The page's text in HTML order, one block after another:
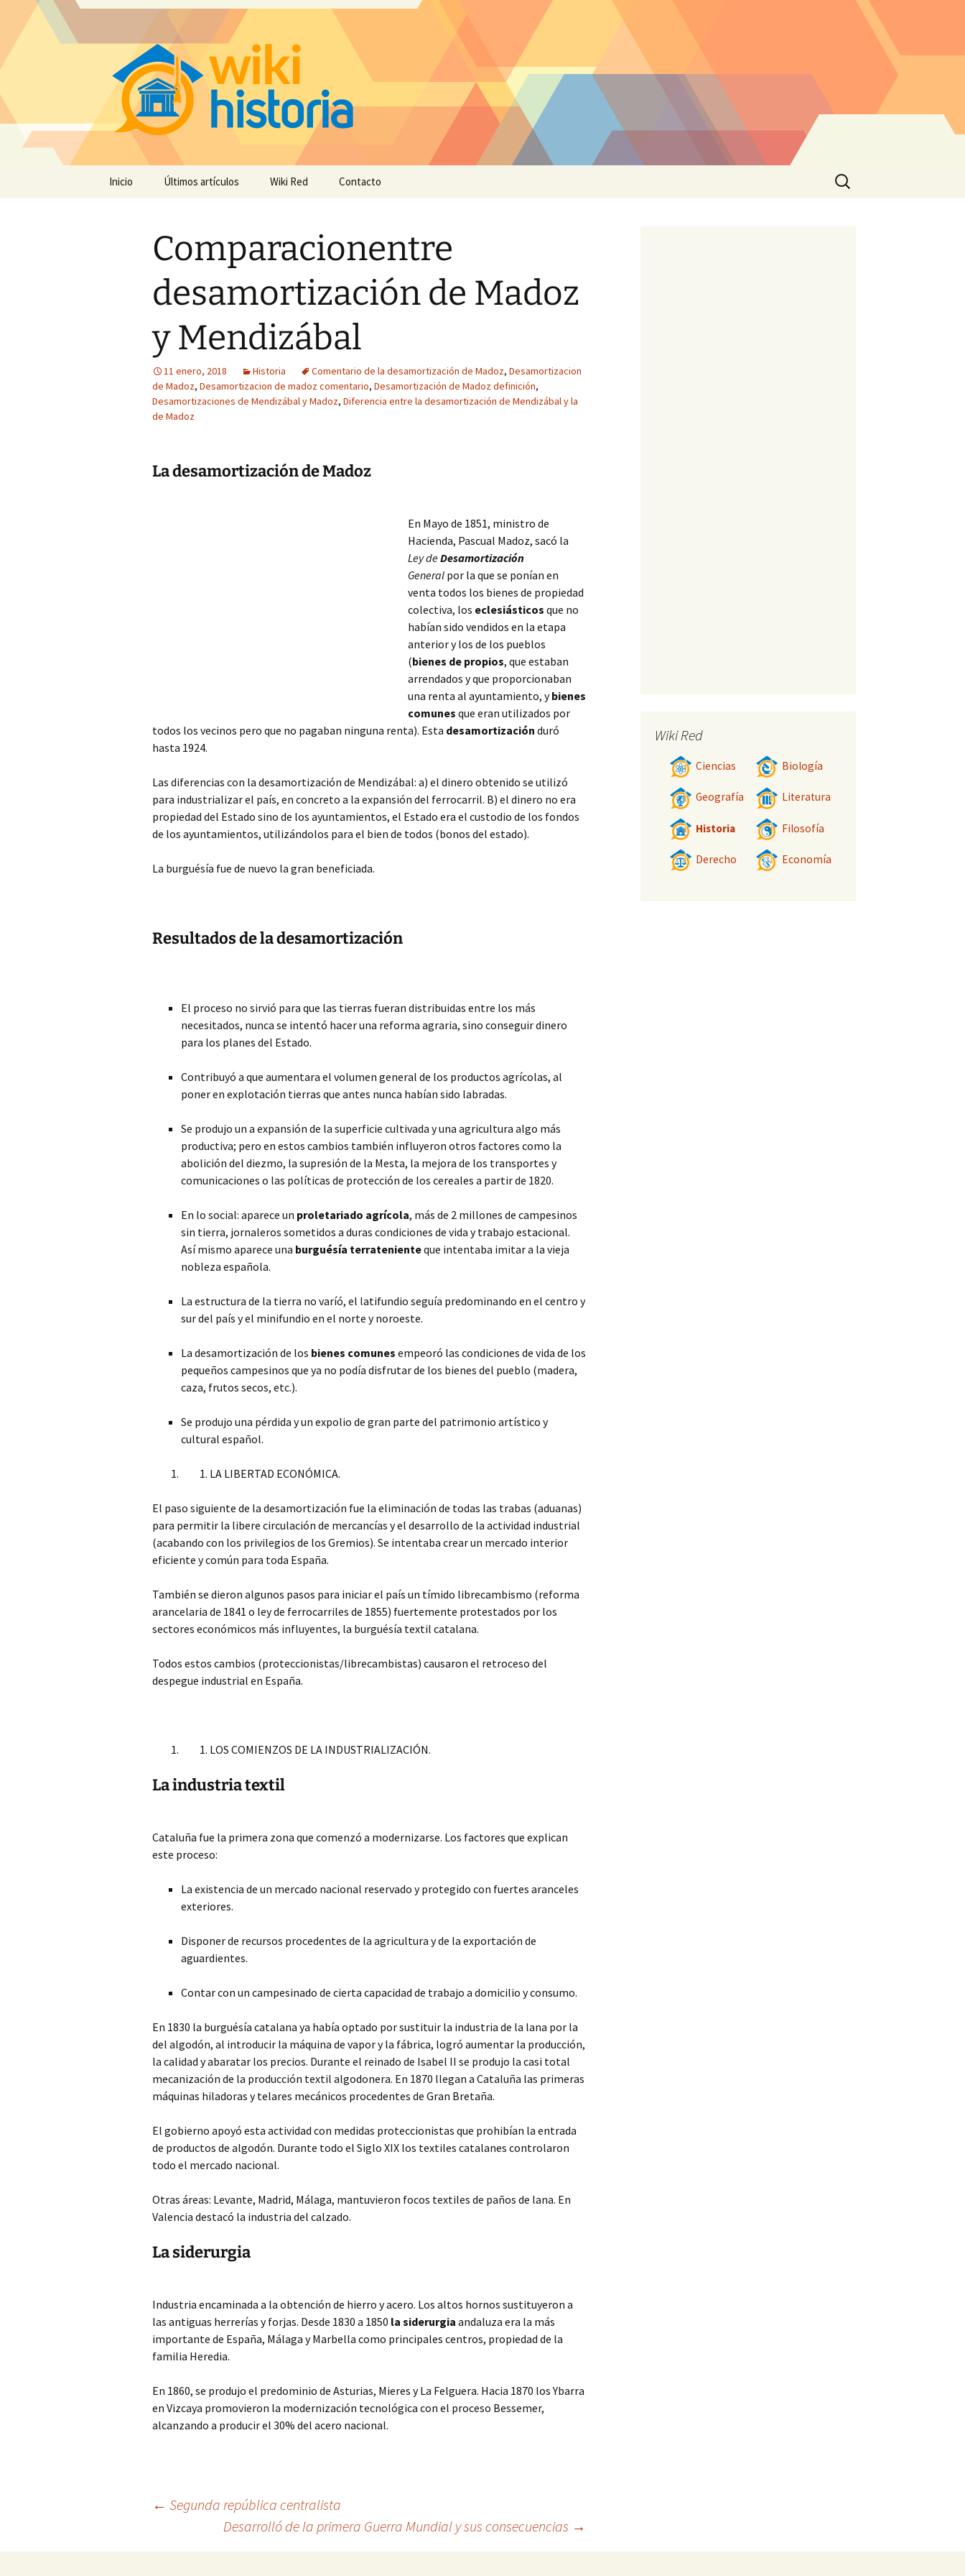
Inicio Últimos artículos Wiki Red Contacto
Buscar:
Comparacionentre
desamortización de Madoz
y Mendizábal
11 enero, 2018 Historia Comentario de la desamortización de Madoz, Desamortizacion
de Madoz, Desamortizacion de madoz comentario, Desamortización de Madoz definición,
Desamortizaciones de Mendizábal y Madoz, Diferencia entre la desamortización de Mendizábal y la
de Madoz
La desamortización de Madoz
En Mayo de 1851, ministro de
Hacienda, Pascual Madoz, sacó la
Ley deDesamortización
General por la que se ponían en
venta todos los bienes de propiedad
colectiva, los eclesiásticos que no
habían sido vendidos en la etapa
anterior y los de los pueblos
(bienes de propios, que estaban
arrendados y que proporcionaban
una renta al ayuntamiento, ybienes
comunes que eran utilizados por
todos los vecinos pero que no pagaban ninguna renta). Esta desamortización duró
hasta 1924.
Las diferencias con la desamortización de Mendizábal: a) el dinero obtenido se utilizó
para industrializar el país, en concreto a la expansión del ferrocarril. B) el dinero no era
propiedad del Estado sino de los ayuntamientos, el Estado era el custodio de los fondos
de los ayuntamientos, utilizándolos para el bien de todos (bonos del estado).
La burguésía fue de nuevo la gran beneficiada.
Resultados de la desamortización
El proceso no sirvió para que las tierras fueran distribuidas entre los más
necesitados, nunca se intentó hacer una reforma agraria, sino conseguir dinero
para los planes del Estado.
Contribuyó a que aumentara el volumen general de los productos agrícolas, al
poner en explotación tierras que antes nunca habían sido labradas.
Se produjo un a expansión de la superficie cultivada y una agricultura algo más
productiva; pero en estos cambios también influyeron otros factores como la
abolición del diezmo, la supresión de la Mesta, la mejora de los transportes y
comunicaciones o las políticas de protección de los cereales a partir de 1820.
En lo social: aparece un proletariado agrícola, más de 2 millones de campesinos
sin tierra, jornaleros sometidos a duras condiciones de vida y trabajo estacional.
Así mismo aparece una burguésía terratenienteque intentaba imitar a la vieja
nobleza española.
La estructura de la tierra no varíó, el latifundio seguía predominando en el centro y
sur del país y el minifundio en el norte y noroeste.
La desamortización de los bienes comunes empeoró las condiciones de vida de los
pequeños campesinos que ya no podía disfrutar de los bienes del pueblo (madera,
caza, frutos secos, etc.).
Se produjo una pérdida y un expolio de gran parte del patrimonio artístico y
cultural español.
LA LIBERTAD ECONÓMICA.
El paso siguiente de la desamortización fue la eliminación de todas las trabas (aduanas)
para permitir la libere circulación de mercancías y el desarrollo de la actividad industrial
(acabando con los privilegios de los Gremios). Se intentaba crear un mercado interior
eficiente y común para toda España.
También se dieron algunos pasos para iniciar el país un tímido librecambismo (reforma
arancelaria de 1841 o ley de ferrocarriles de 1855) fuertemente protestados por los
sectores económicos más influyentes, la burguésía textil catalana.
Todos estos cambios (proteccionistas/librecambistas) causaron el retroceso del
despegue industrial en España.
LOS COMIENZOS DE LA INDUSTRIALIZACIÓN.
La industria textil
Cataluña fue la primera zona que comenzó a modernizarse. Los factores que explican
este proceso:
La existencia de un mercado nacional reservado y protegido con fuertes aranceles
exteriores.
Disponer de recursos procedentes de la agricultura y de la exportación de
aguardientes.
Contar con un campesinado de cierta capacidad de trabajo a domicilio y consumo.
En 1830 la burguésía catalana ya había optado por sustituir la industria de la lana por la
del algodón, al introducir la máquina de vapor y la fábrica, logró aumentar la producción,
la calidad y abaratar los precios. Durante el reinado de Isabel II se produjo la casi total
mecanización de la producción textil algodonera. En 1870 llegan a Cataluña las primeras
máquinas hiladoras y telares mecánicos procedentes de Gran Bretaña.
El gobierno apoyó esta actividad con medidas proteccionistas que prohibían la entrada
de productos de algodón. Durante todo el Siglo XIX los textiles catalanes controlaron
todo el mercado nacional.
Otras áreas: Levante, Madrid, Málaga, mantuvieron focos textiles de paños de lana. En
Valencia destacó la industria del calzado.
La siderurgia
Industria encaminada a la obtención de hierro y acero. Los altos hornos sustituyeron a
las antiguas herrerías y forjas. Desde 1830 a 1850 la siderurgia andaluza era la más
importante de España, Málaga y Marbella como principales centros, propiedad de la
familia Heredia.
En 1860, se produjo el predominio de Asturias, Mieres y La Felguera. Hacia 1870 los Ybarra
en Vizcaya promovieron la modernización tecnológica con el proceso Bessemer,
alcanzando a producir el 30% del acero nacional.
Navegación
de
← Segunda república centralista
Desarrolló de la primera Guerra Mundial y sus consecuencias →
Wiki Red
Ciencias Biología
Geografía Literatura
Historia Filosofía
Derecho Economía